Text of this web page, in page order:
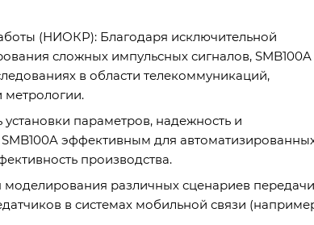
(НИОКР): Благодаря исключительной
сложных импульсных сигналов, SMB100A
в области телекоммуникаций,
метрологии.
параметров, надежность и
эффективным для
производства.
моделирования различных сценариев передачи
в системах мобильной связи